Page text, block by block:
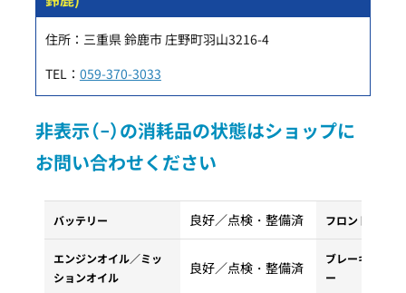
住所：三重県 鈴鹿市 庄野町羽山3216-4
TEL： 059-370-3033
非表示（−）の消耗品の状態はショップに
お問い合わせください
バッテリー 良好／点検・整備済 フロントタイヤ
エンジンオイル／ミッ
ションオイル
良好／点検・整備済
ブレーキパッド
ー